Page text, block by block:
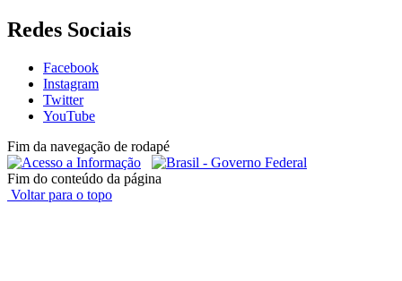
Redes Sociais
Facebook
Instagram
Twitter
YouTube
Fim da navegação de rodapé
Fim do conteúdo da página
Voltar para o topo